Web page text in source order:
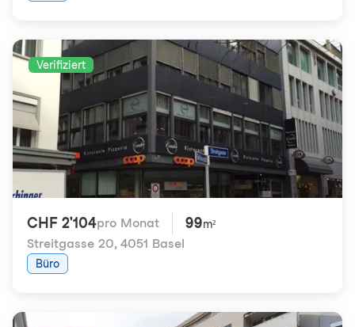
Verifiziert
CHF 2'104pro Monat 99m²
Streitgasse 20, 4051 Basel
Büro